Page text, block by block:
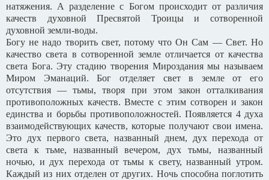
натяжения. А разделение с Богом происходит от различия
качеств духовной Пресвятой Троицы и сотворенной
духовной земли-воды.
Богу не надо творить свет, потому что Он Сам — Свет. Но
качество света в сотворенной земле отличается от качества
света Бога. Эту стадию творения Мироздания мы называем
Миром Эманаций. Бог отделяет свет в земле от его
отсутствия — тьмы, творя при этом закон отталкивания
противоположных качеств. Вместе с этим сотворен и закон
единства и борьбы противоположностей. Появляется 4 духа
взаимодействующих качеств, которые получают свои имена.
Это дух первого света, названный днем, дух перехода от
света к тьме, названный вечером, дух тьмы, названный
ночью, и дух перехода от тьмы к свету, названный утром.
Каждый из них отделен от других. Ночь способна поглотить